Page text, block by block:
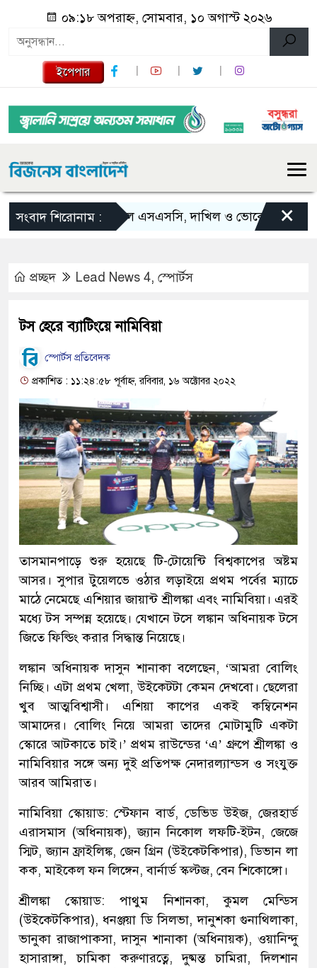
০৯:১৮ অপরাহ্ন, সোমবার, ১০ অগাস্ট ২০২৬
ইপেপার
সংবাদ শিরোনাম :শ্রীমঙ্গলে এসএসসি, দাখিল ও ভোকেশনালে জিপিএ-
×
প্রচ্ছদ Lead News 4, স্পোর্টস
টস হেরে ব্যাটিংয়ে নামিবিয়া
স্পোর্টস প্রতিবেদক
প্রকাশিত : ১১:২৪:৫৮ পূর্বাহ্ন, রবিবার, ১৬ অক্টোবর ২০২২
তাসমানপাড়ে শুরু হয়েছে টি-টোয়েন্টি বিশ্বকাপের অষ্টম
আসর। সুপার টুয়েলভে ওঠার লড়াইয়ে প্রথম পর্বের ম্যাচে
মাঠে নেমেছে এশিয়ার জায়ান্ট শ্রীলঙ্কা এবং নামিবিয়া। এরই
মধ্যে টস সম্পন্ন হয়েছে। যেখানে টসে লঙ্কান অধিনায়ক টসে
জিতে ফিল্ডিং করার সিদ্ধান্ত নিয়েছে।
লঙ্কান অধিনায়ক দাসুন শানাকা বলেছেন, ‘আমরা বোলিং
নিচ্ছি। এটা প্রথম খেলা, উইকেটটা কেমন দেখবো। ছেলেরা
খুব আত্মবিশ্বাসী। এশিয়া কাপের একই কম্বিনেশন
আমাদের। বোলিং নিয়ে আমরা তাদের মোটামুটি একটা
স্কোরে আটকাতে চাই।’ প্রথম রাউন্ডের ‘এ’ গ্রুপে শ্রীলঙ্কা ও
নামিবিয়ার সঙ্গে অন্য দুই প্রতিপক্ষ নেদারল্যান্ডস ও সংযুক্ত
আরব আমিরাত।
নামিবিয়া স্কোয়াড: স্টেফান বার্ড, ডেভিড উইজ, জেরহার্ড
এরাসমাস (অধিনায়ক), জ্যান নিকোল লফটি-ইটন, জেজে
স্মিট, জ্যান ফ্রাইলিঙ্ক, জেন গ্রিন (উইকেটকিপার), ডিভান লা
কক, মাইকেল ফন লিঙ্গেন, বার্নার্ড স্কল্টজ, বেন শিকোঙ্গো।
শ্রীলঙ্কা স্কোয়াড: পাথুম নিশানকা, কুমল মেন্ডিস
(উইকেটকিপার), ধনঞ্জয়া ডি সিলভা, দানুশকা গুনাথিলাকা,
ভানুকা রাজাপাকসা, দাসুন শানাকা (অধিনায়ক), ওয়ানিন্দু
হাসারাঙ্গা, চামিকা করুণারত্নে, দুষ্মন্ত চামিরা, দিলশান